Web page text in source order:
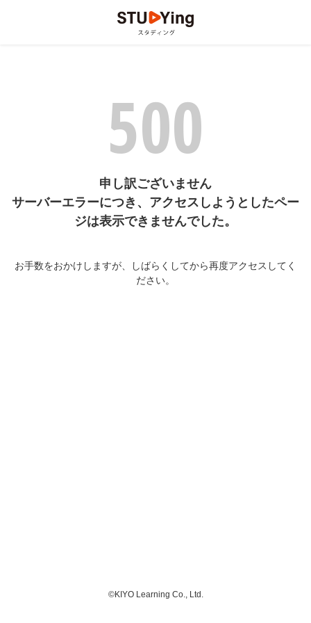
500
申し訳ございません
サーバーエラーにつき、アクセスしようとしたペー
ジは表示できませんでした。
お手数をおかけしますが、しばらくしてから再度アクセスしてく
ださい。
©KIYO Learning Co., Ltd.